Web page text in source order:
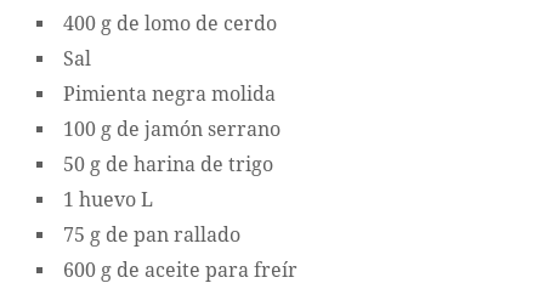
400 g de lomo de cerdo
Sal
Pimienta negra molida
100 g de jamón serrano
50 g de harina de trigo
1 huevo L
75 g de pan rallado
600 g de aceite para freír